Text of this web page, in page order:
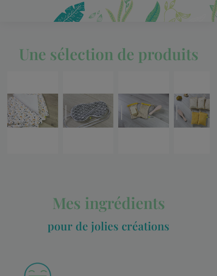
Une sélection de produits
Mes ingrédients
pour de jolies créations